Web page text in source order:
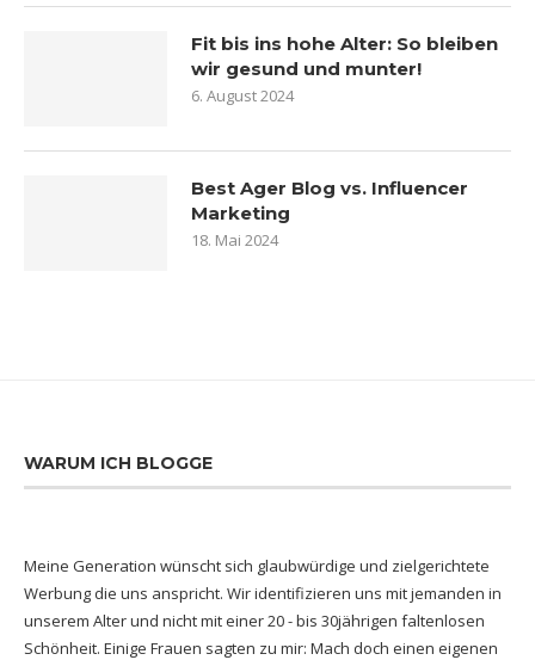
Fit bis ins hohe Alter: So bleiben
wir gesund und munter!
6. August 2024
Best Ager Blog vs. Influencer
Marketing
18. Mai 2024
WARUM ICH BLOGGE
Meine Generation wünscht sich glaubwürdige und zielgerichtete
Werbung die uns anspricht. Wir identifizieren uns mit jemanden in
unserem Alter und nicht mit einer 20 - bis 30jährigen faltenlosen
Schönheit. Einige Frauen sagten zu mir: Mach doch einen eigenen